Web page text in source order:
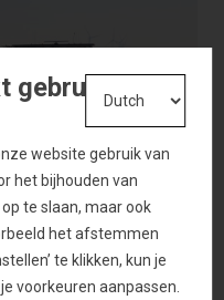
gebruik van
website gebruik van
het bijhouden van
te slaan, maar ook
het afstemmen
te klikken, kun je
voorkeuren aanpassen.